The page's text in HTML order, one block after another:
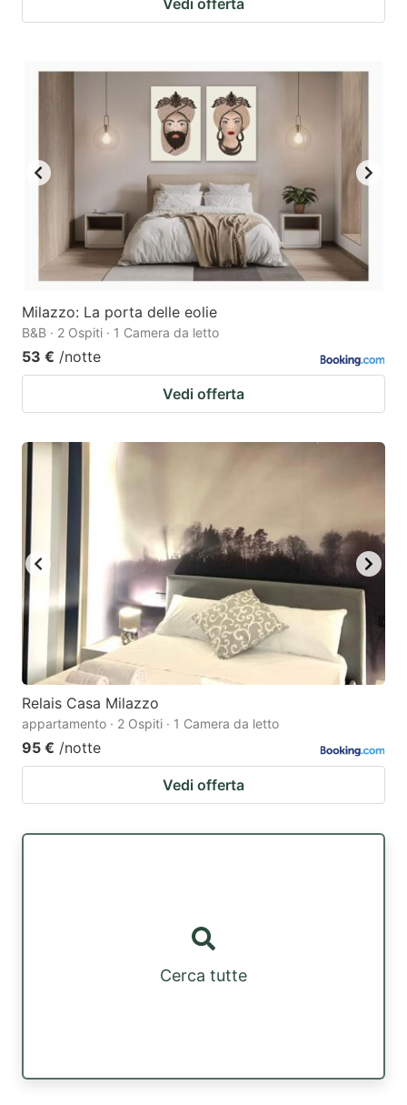
Milazzo: La porta delle eolie
B&B · 2 Ospiti · 1 Camera da letto
53 € /notte
Vedi offerta
Relais Casa Milazzo
appartamento · 2 Ospiti · 1 Camera da letto
95 € /notte
Vedi offerta
Cerca tutte